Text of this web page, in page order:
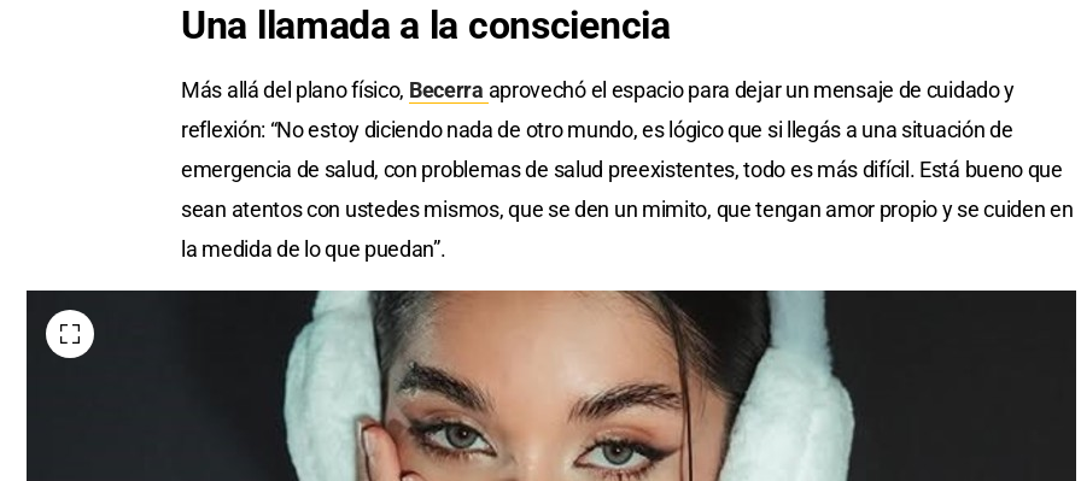
Una llamada a la consciencia
Más allá del plano físico, Becerra aprovechó el espacio para dejar un mensaje de cuidado y
reflexión: “No estoy diciendo nada de otro mundo, es lógico que si llegás a una situación de
emergencia de salud, con problemas de salud preexistentes, todo es más difícil. Está bueno que
sean atentos con ustedes mismos, que se den un mimito, que tengan amor propio y se cuiden en
la medida de lo que puedan”.